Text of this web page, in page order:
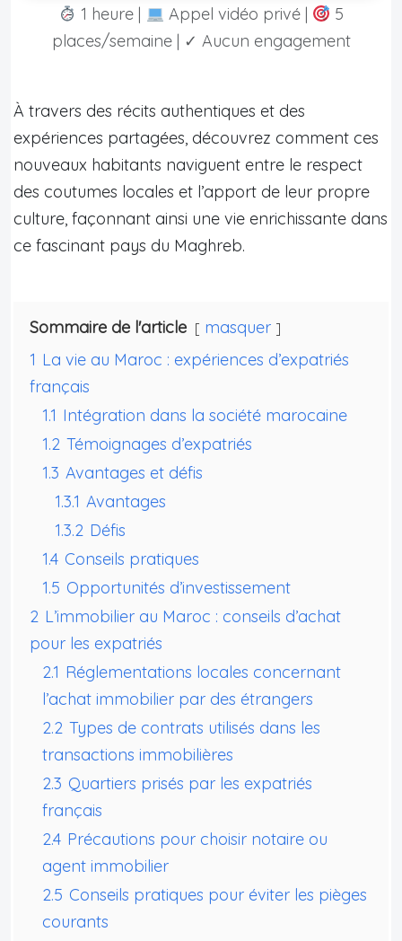
1 heure | Appel vidéo privé |
5
places/semaine | ✓ Aucun engagement
À travers des récits authentiques et des
expériences partagées, découvrez comment ces
nouveaux habitants naviguent entre le respect
des coutumes locales et l’apport de leur propre
culture, façonnant ainsi une vie enrichissante dans
ce fascinant pays du Maghreb.
Sommaire de l'article
masquer
1 La vie au Maroc : expériences d’expatriés
français
1.1 Intégration dans la société marocaine
1.2 Témoignages d’expatriés
1.3 Avantages et défis
1.3.1 Avantages
1.3.2 Défis
1.4 Conseils pratiques
1.5 Opportunités d’investissement
2 L’immobilier au Maroc : conseils d’achat
pour les expatriés
2.1 Réglementations locales concernant
l’achat immobilier par des étrangers
2.2 Types de contrats utilisés dans les
transactions immobilières
2.3 Quartiers prisés par les expatriés
français
2.4 Précautions pour choisir notaire ou
agent immobilier
2.5 Conseils pratiques pour éviter les pièges
courants